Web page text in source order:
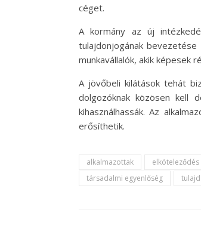
céget.
A kormány az új
tulajdonjogának
munkavállalók, akik képesek
A jövőbeli kilátások tehát
dolgozóknak közösen kell
kihasználhassák. Az
erősíthetik.
alkalmazottak elköteleződés
társadalmi egyenlőség